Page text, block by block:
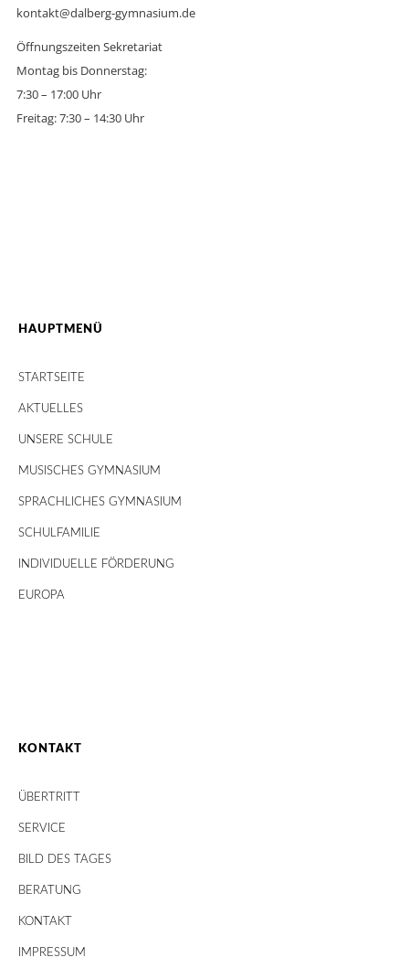
kontakt@dalberg-gymnasium.de
Öffnungszeiten Sekretariat
Montag bis Donnerstag:
7:30 – 17:00 Uhr
Freitag: 7:30 – 14:30 Uhr
HAUPTMENÜ
STARTSEITE
AKTUELLES
UNSERE SCHULE
MUSISCHES GYMNASIUM
SPRACHLICHES GYMNASIUM
SCHULFAMILIE
INDIVIDUELLE FÖRDERUNG
EUROPA
KONTAKT
ÜBERTRITT
SERVICE
BILD DES TAGES
BERATUNG
KONTAKT
IMPRESSUM